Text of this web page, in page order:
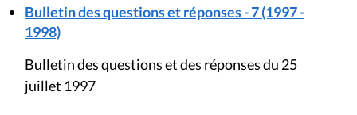
Bulletin des questions et réponses - 7 (1997 -
1998)
Bulletin des questions et des réponses du 25
juillet 1997